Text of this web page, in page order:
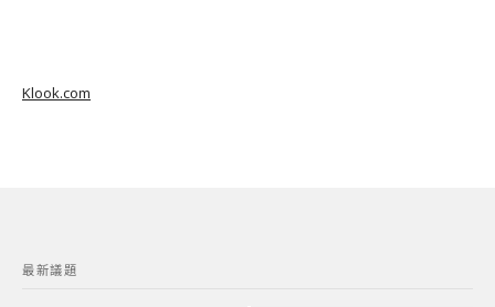
Klook.com
最新議題